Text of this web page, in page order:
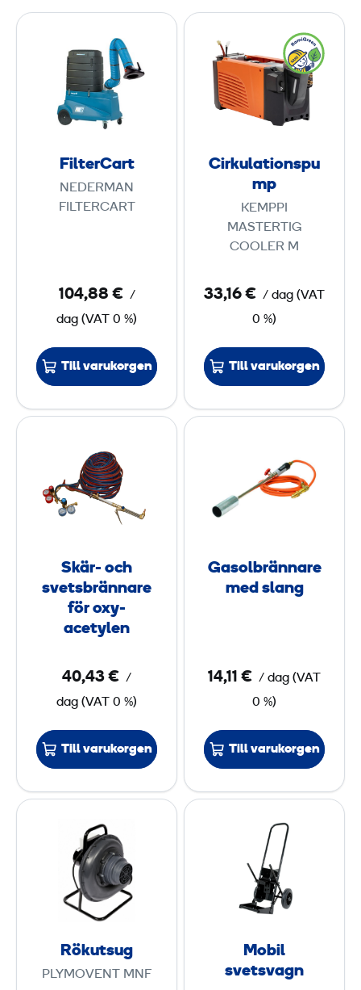
t
e
C
FilterCart
NEDERMAN
FILTERCART
104,88 € /
dag (VAT 0 %)
Till varukorgen
r
k
a
o
n
m
p
Cirkulationspu
mp
KEMPPI
MASTERTIG
COOLER M
33,16 € / dag (VAT
0 %)
Till varukorgen
k
ä
r
h
s
v
t
b
r
ä
n
r
e
f
ö
o
x
Skär- och
svetsbrännare
för oxy-
acetylen
40,43 € /
dag (VAT 0 %)
Till varukorgen
s
o
ä
m
e
d
l
n
g
Gasolbrännare
med slang
14,11 € / dag (VAT
0 %)
Till varukorgen
ö
k
u
t
s
Rökutsug
PLYMOVENT MNF
o
b
i
l
s
v
Mobil
svetsvagn